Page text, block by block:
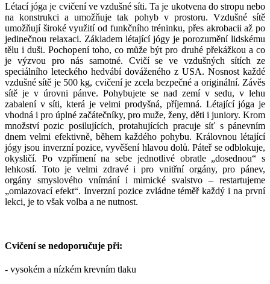
Létací jóga je cvičení ve vzdušné síti. Ta je ukotvena do stropu nebo
na konstrukci a umožňuje tak pohyb v prostoru. Vzdušné sítě
umožňují široké využití od funkčního tréninku, přes akrobacii až po
jedinečnou relaxaci. Základem létající jógy je porozumění lidskému
tělu i duši. Pochopení toho, co může být pro druhé překážkou a co
je výzvou pro nás samotné. Cvičí se ve vzdušných sítích ze
speciálního leteckého hedvábí dováženého z USA. Nosnost každé
vzdušné sítě je 500 kg, cvičení je zcela bezpečné a originální. Závěs
sítě je v úrovni pánve. Pohybujete se nad zemí v sedu, v lehu
zabalení v síti, která je velmi prodyšná, příjemná. Létající jóga je
vhodná i pro úplné začátečníky, pro muže, ženy, děti i juniory. Krom
množství pozic posilujících, protahujících pracuje síť s pánevním
dnem velmi efektivně, během každého pohybu. Královnou létající
jógy jsou inverzní pozice, vyvěšení hlavou dolů. Páteř se odblokuje,
okysličí. Po vzpřímení na sebe jednotlivé obratle „dosednou“ s
lehkostí. Toto je velmi zdravé i pro vnitřní orgány, pro pánev,
orgány smyslového vnímání i mimické svalstvo – restartujeme
„omlazovací efekt“. Inverzní pozice zvládne téměř každý i na první
lekci, je to však volba a ne nutnost.
Cvičení se nedoporučuje při:
- vysokém a nízkém krevním tlaku